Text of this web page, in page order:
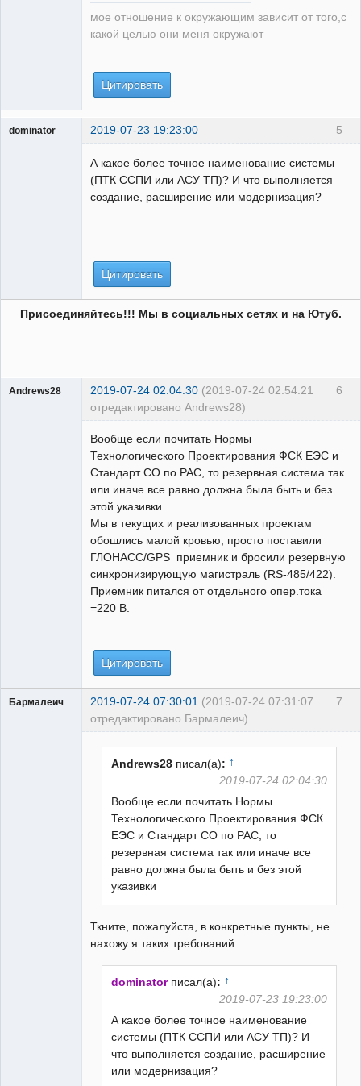
мое отношение к окружающим зависит от того,с
какой целью они меня окружают
Цитировать
5
dominator 2019-07-23 19:23:00
А какое более точное наименование системы
(ПТК ССПИ или АСУ ТП)? И что выполняется
создание, расширение или модернизация?
Цитировать
Присоединяйтесь!!! Мы в социальных сетях и на Ютуб.
6
Andrews28 2019-07-24 02:04:30 (2019-07-24 02:54:21
отредактировано Andrews28)
Вообще если почитать Нормы
Технологического Проектирования ФСК ЕЭС и
Стандарт СО по РАС, то резервная система так
или иначе все равно должна была быть и без
этой указивки
Мы в текущих и реализованных проектам
обошлись малой кровью, просто поставили
ГЛОНАСС/GPS приемник и бросили резервную
синхронизирующую магистраль (RS-485/422).
Приемник питался от отдельного опер.тока
=220 В.
Цитировать
7
Бармалеич 2019-07-24 07:30:01 (2019-07-24 07:31:07
отредактировано Бармалеич)
Andrews28 писал(а): ↑
2019-07-24 02:04:30
Вообще если почитать Нормы
Технологического Проектирования ФСК
ЕЭС и Стандарт СО по РАС, то
резервная система так или иначе все
равно должна была быть и без этой
указивки
Ткните, пожалуйста, в конкретные пункты, не
нахожу я таких требований.
dominator писал(а): ↑
2019-07-23 19:23:00
А какое более точное наименование
системы (ПТК ССПИ или АСУ ТП)? И
что выполняется создание, расширение
или модернизация?